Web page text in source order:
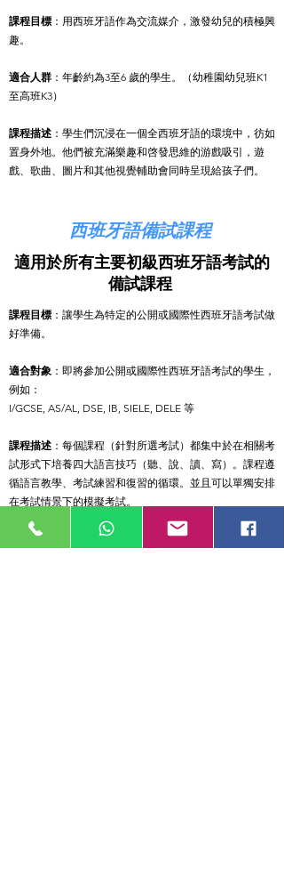
課程目標 ：用西班牙語作為交流媒介，激發幼兒的積極興
趣。
適合人群 ：年齡約為3至6 歲的學生。（幼稚園幼兒班K1
至高班K3）
課程描述 ：學生們沉浸在一個全西班牙語的環境中，彷如
置身外地。他們被充滿樂趣和啓發思維的游戲吸引，遊
戲、歌曲、圖片和其他視覺輔助會同時呈現給孩子們。
西班牙語備試課程
適用於所有主要初級西班牙語考試的
備試課程
課程目標 ：讓學生為特定的公開或國際性西班牙語考試做
好準備。
適合對象 ：即將參加公開或國際性西班牙語考試的學生，
例如：
I/GCSE, AS/AL, DSE, IB, SIELE, DELE 等
課程描述 ：每個課程（針對所選考試）都集中於在相關考
試形式下培養四大語言技巧（聽、說、讀、寫）。課程遵
循語言教學、考試練習和復習的循環。並且可以單獨安排
在考試情景下的模擬考試。